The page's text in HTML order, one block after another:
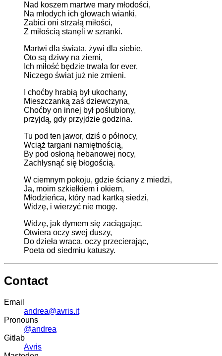
Nad koszem martwe mary młodości,
Na młodych ich głowach wianki,
Zabici oni strzałą miłości,
Z miłością stanęli w szranki.
Martwi dla świata, żywi dla siebie,
Oto są dziwy na ziemi,
Ich miłość będzie trwała for ever,
Niczego świat już nie zmieni.
I choćby hrabią był ukochany,
Mieszczanką zaś dziewczyna,
Choćby on innej był poślubiony,
przyjdą, gdy przyjdzie godzina.
Tu pod ten jawor, dziś o północy,
Wciąż targani namiętnością,
By pod osłoną hebanowej nocy,
Zachłysnąć się błogością.
W ciemnym pokoju, gdzie ściany z miedzi,
Ja, moim szkiełkiem i okiem,
Młodzieńca, który nad kartką siedzi,
Widzę, i wierzyć nie mogę.
Widzę, jak dymem się zaciągając,
Otwiera oczy swej duszy,
Do dzieła wraca, oczy przecierając,
Poeta od siedmiu katuszy.
Contact
Email
andrea@avris.it
Pronouns
@andrea
Gitlab
Avris